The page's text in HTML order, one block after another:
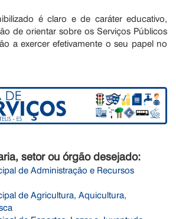
é claro e de caráter educativo,
de orientar sobre os Serviços Públicos
a exercer efetivamente o seu papel no
setor ou órgão desejado:
de Administração e Recursos
de Agricultura, Aquicultura,